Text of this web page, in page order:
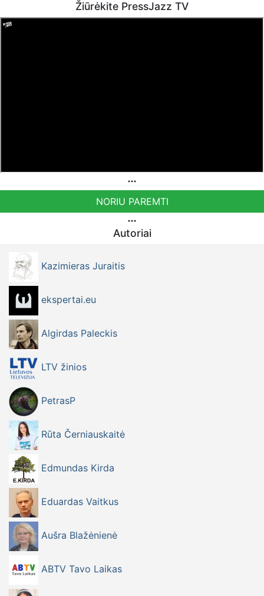
Žiūrėkite PressJazz TV
NORIU PAREMTI
Autoriai
Kazimieras Juraitis
ekspertai.eu
Algirdas Paleckis
LTV žinios
PetrasP
Rūta Černiauskaitė
Edmundas Kirda
Eduardas Vaitkus
Aušra Blažėnienė
ABTV Tavo Laikas